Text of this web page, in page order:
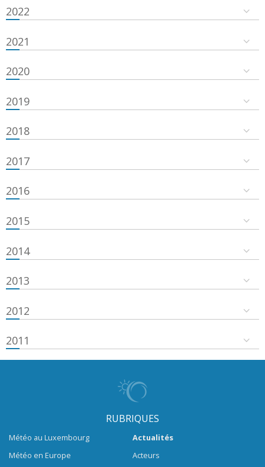
2022
2021
2020
2019
2018
2017
2016
2015
2014
2013
2012
2011
RUBRIQUES
Météo au Luxembourg
Météo en Europe
Actualités
Acteurs